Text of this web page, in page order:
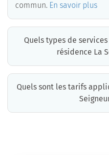
commun. En savoir plus
Quels types de
résidence La
Quels sont les tarifs